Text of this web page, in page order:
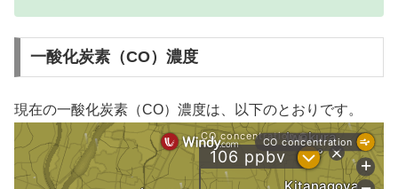
一酸化炭素（CO）濃度
現在の一酸化炭素（CO）濃度は、以下のとおりです。